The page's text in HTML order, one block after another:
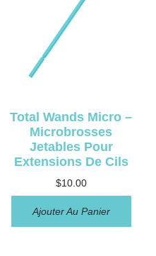
Total Wands Micro –
Microbrosses
Jetables Pour
Extensions De Cils
$10.00
Ajouter Au Panier